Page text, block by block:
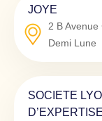
JOYE
2 B
Demi Lune
SOCIETE